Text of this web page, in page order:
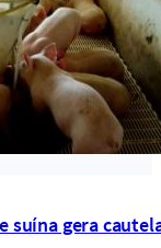
suína gera